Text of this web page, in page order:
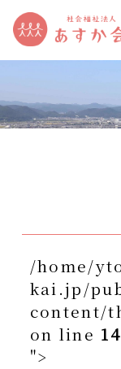
/home/
kai.jp/
content/
on line 14
">